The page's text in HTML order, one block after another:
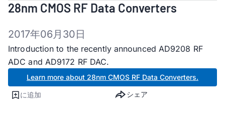
Video
28nm CMOS RF Data Converters
2017年06月30日
Introduction to the recently announced AD9208 RF
ADC and AD9172 RF DAC.
Learn more about 28nm CMOS RF Data Converters.
に追加 シェア